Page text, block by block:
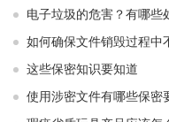
电子垃圾的危害？有哪些
如何确保文件销毁过程中
这些保密知识要知道
使用涉密文件有哪些保密